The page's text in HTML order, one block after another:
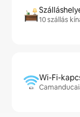
10 szállás
Wi-Fi-